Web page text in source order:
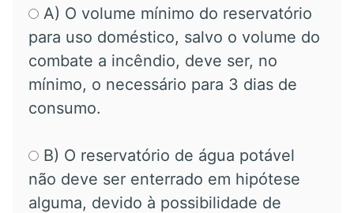
A) O volume mínimo do reservatório
para uso doméstico, salvo o volume do
combate a incêndio, deve ser, no
mínimo, o necessário para 3 dias de
consumo.
B) O reservatório de água potável
não deve ser enterrado em hipótese
alguma, devido à possibilidade de